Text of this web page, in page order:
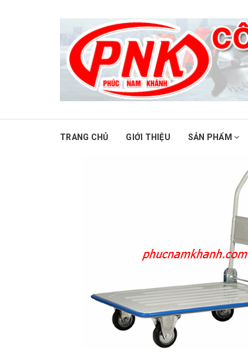
TRANG CHỦ GIỚI THIỆU SẢN PHẨM